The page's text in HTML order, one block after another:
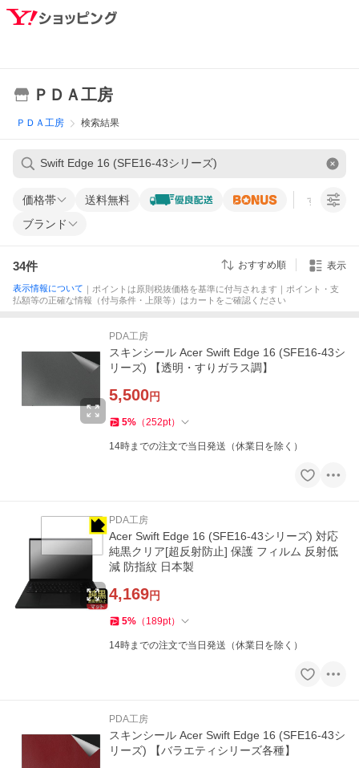
ＰＤＡ工房
ＰＤＡ工房 検索結果
価格帯 送料無料 すべての条
ブランド
34件 おすすめ順 表示
表示情報について ｜ポイントは原則税抜価格を基準に付与されます｜ポイント・支
払額等の正確な情報（付与条件・上限等）はカートをご確認ください
PDA工房
スキンシール Acer Swift Edge 16 (SFE16-43シ
リーズ) 【透明・すりガラス調】
5,500円
5% （252pt）
14時までの注文で当日発送（休業日を除く）
PDA工房
Acer Swift Edge 16 (SFE16-43シリーズ) 対応
純黒クリア[超反射防止] 保護 フィルム 反射低
減 防指紋 日本製
4,169円
5% （ 189pt）
14時までの注文で当日発送（休業日を除く）
PDA工房
スキンシール Acer Swift Edge 16 (SFE16-43シ
リーズ) 【バラエティシリーズ各種】